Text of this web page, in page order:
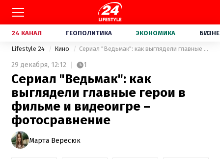
24 КАНАЛ ГЕОПОЛИТИКА ЭКОНОМИКА
Lifestyle 24 Кино Сериал "Ведьмак": как выглядели главные герои в фильме и видеоигре – фотосравнение
29 декабря, 12:12 1
Сериал "Ведьмак": как
выглядели главные герои в
фильме и видеоигре –
фотосравнение
Марта Вересюк